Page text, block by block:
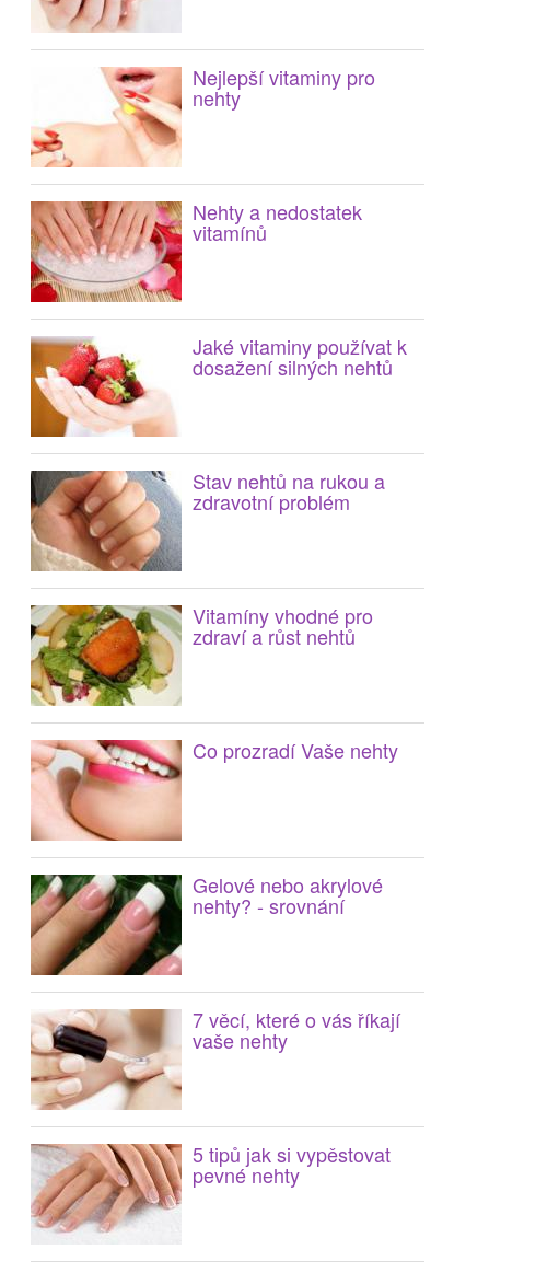
Nejlepší vitaminy pro
nehty
Nehty a nedostatek
vitamínů
Jaké vitaminy používat k
dosažení silných nehtů
Stav nehtů na rukou a
zdravotní problém
Vitamíny vhodné pro
zdraví a růst nehtů
Co prozradí Vaše nehty
Gelové nebo akrylové
nehty? - srovnání
7 věcí, které o vás říkají
vaše nehty
5 tipů jak si vypěstovat
pevné nehty